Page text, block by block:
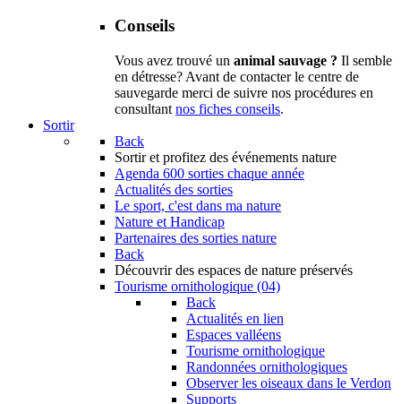
Conseils
Vous avez trouvé un animal sauvage ? Il semble
en détresse? Avant de contacter le centre de
sauvegarde merci de suivre nos procédures en
consultant nos fiches conseils.
Sortir
Back
Sortir et profitez des événements nature
Agenda 600 sorties chaque année
Actualités des sorties
Le sport, c'est dans ma nature
Nature et Handicap
Partenaires des sorties nature
Back
Découvrir des espaces de nature préservés
Tourisme ornithologique (04)
Back
Actualités en lien
Espaces valléens
Tourisme ornithologique
Randonnées ornithologiques
Observer les oiseaux dans le Verdon
Supports